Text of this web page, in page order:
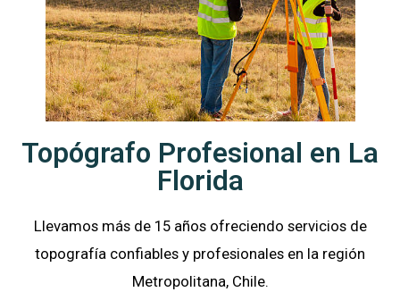
Topógrafo Profesional en La
Florida
Llevamos más de 15 años ofreciendo servicios de
topografía confiables y profesionales en la región
Metropolitana, Chile.